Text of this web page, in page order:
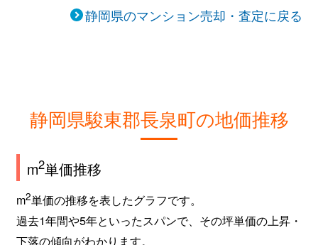
静岡県のマンション売却・査定に戻る
静岡県駿東郡長泉町の地価推移
m2単価推移
m2単価の推移を表したグラフです。
過去1年間や5年といったスパンで、その坪単価の上昇・
下落の傾向がわかります。